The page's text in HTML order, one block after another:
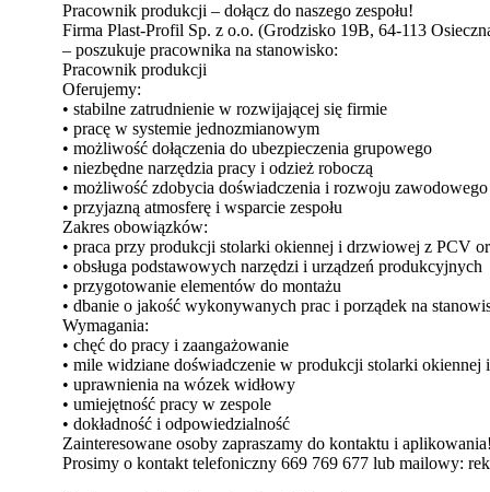
Pracownik produkcji – dołącz do naszego zespołu!
Firma Plast-Profil Sp. z o.o. (Grodzisko 19B, 64-113
– poszukuje pracownika na stanowisko:
Pracownik produkcji
Oferujemy:
• stabilne zatrudnienie w rozwijającej się firmie
• pracę w systemie jednozmianowym
• możliwość dołączenia do ubezpieczenia grupowego
• niezbędne narzędzia pracy i odzież roboczą
• możliwość zdobycia doświadczenia i rozwoju zawodowego
• przyjazną atmosferę i wsparcie zespołu
Zakres obowiązków:
• praca przy produkcji stolarki okiennej i drzwiowej z PCV
• obsługa podstawowych narzędzi i urządzeń produkcyjnych
• przygotowanie elementów do montażu
• dbanie o jakość wykonywanych prac i porządek na
Wymagania:
• chęć do pracy i zaangażowanie
• mile widziane doświadczenie w produkcji stolarki okiennej
• uprawnienia na wózek widłowy
• umiejętność pracy w zespole
• dokładność i odpowiedzialność
Zainteresowane osoby zapraszamy do kontaktu i
Prosimy o kontakt telefoniczny 669 769 677 lub mailowy: